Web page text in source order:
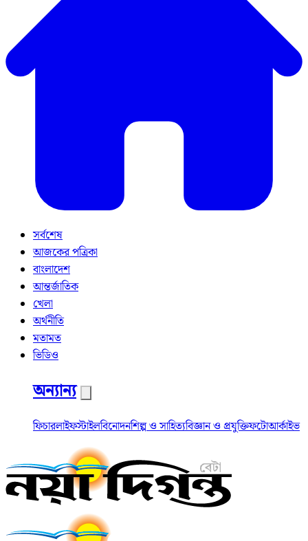
সর্বশেষ
আজকের পত্রিকা
বাংলাদেশ
আন্তর্জাতিক
খেলা
অর্থনীতি
মতামত
ভিডিও
অন্যান্য
ফিচারলাইফস্টাইলবিনোদনশিল্প ও সাহিত্যবিজ্ঞান ও প্রযুক্তিফটোআর্কাইভ